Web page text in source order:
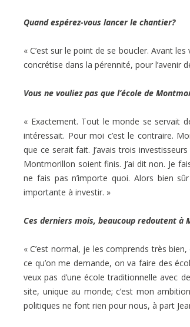
Quand espérez-vous lancer le chantier?
« C’est sur le point de se boucler. Avant
concrétise dans la pérennité, pour l’avenir
Vous ne vouliez pas que l’école de
« Exactement. Tout le monde se servait
intéressait. Pour moi c’est le contraire.
que ce serait fait. J’avais trois
Montmorillon soient finis. J’ai dit non. Je
ne fais pas n’importe quoi. Alors bien
importante à investir. »
Ces derniers mois, beaucoup redoutent
« C’est normal, je les comprends très
ce qu’on me demande, on va faire des
veux pas d’une école traditionnelle avec
site, unique au monde; c’est mon
politiques ne font rien pour nous, à part